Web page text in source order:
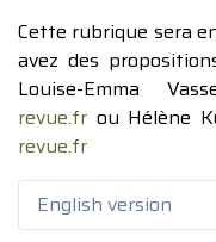
Cette rubrique sera
avez des
Louise-Emma
revue.fr ou Hélène
revue.fr
English version